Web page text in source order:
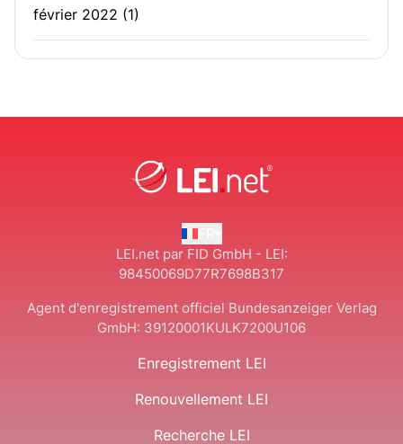
février 2022 (1)
FR
LEI.net par FID GmbH - LEI:
98450069D77R7698B317
Agent d'enregistrement officiel Bundesanzeiger Verlag
GmbH: 39120001KULK7200U106
Enregistrement LEI
Renouvellement LEI
Recherche LEI